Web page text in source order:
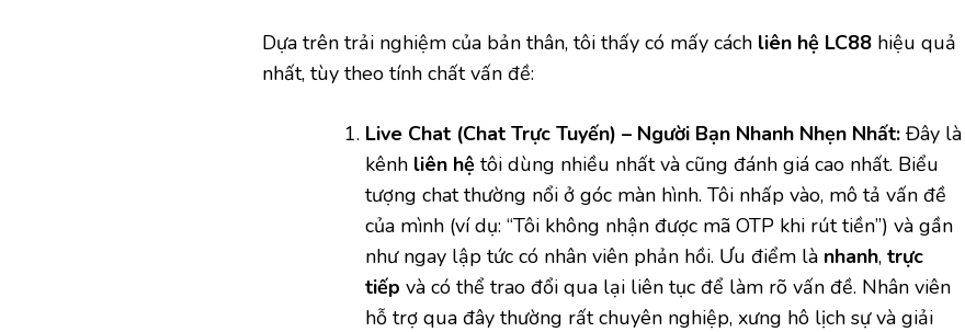
Dựa trên trải nghiệm của bản thân, tôi thấy có mấy cách liên hệ LC88 hiệu quả
nhất, tùy theo tính chất vấn đề:
Live Chat (Chat Trực Tuyến) – Người Bạn Nhanh Nhẹn Nhất: Đây là
kênh liên hệ tôi dùng nhiều nhất và cũng đánh giá cao nhất. Biểu
tượng chat thường nổi ở góc màn hình. Tôi nhấp vào, mô tả vấn đề
của mình (ví dụ: “Tôi không nhận được mã OTP khi rút tiền”) và gần
như ngay lập tức có nhân viên phản hồi. Ưu điểm là nhanh, trực
tiếp và có thể trao đổi qua lại liên tục để làm rõ vấn đề. Nhân viên
hỗ trợ qua đây thường rất chuyên nghiệp, xưng hô lịch sự và giải